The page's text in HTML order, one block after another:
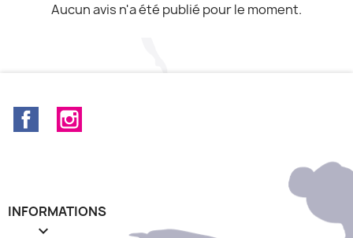
Aucun avis n'a été publié pour le moment.
Facebook
INFORMATIONS
